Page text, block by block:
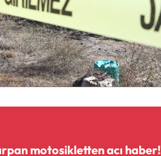
motosikletten acı haber!